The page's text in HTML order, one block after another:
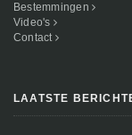
Bestemmingen
Video's
Contact
LAATSTE